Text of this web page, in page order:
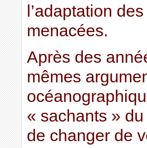
l’adaptation
menacées.
Après des
mêmes
« sachants »
de changer de